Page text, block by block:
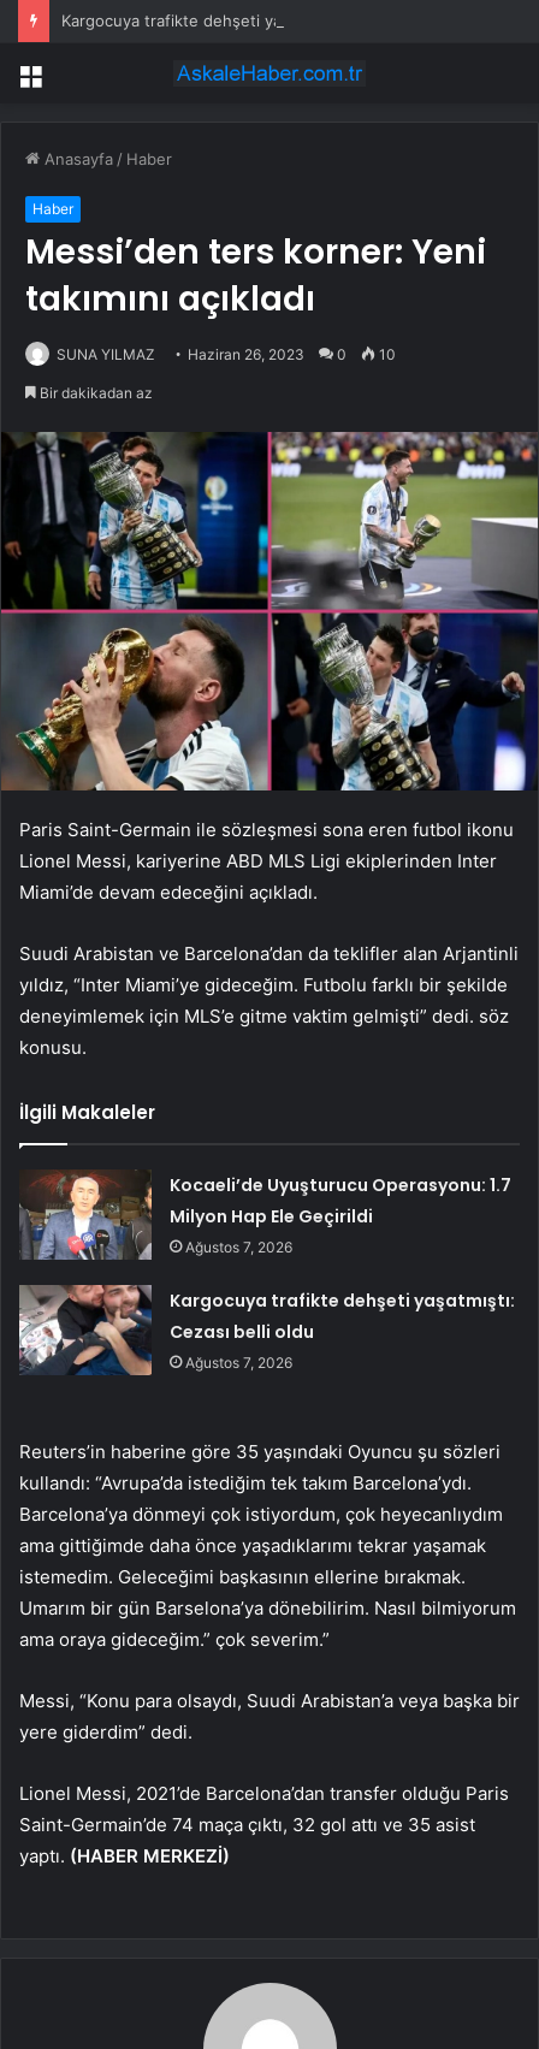
Kargocuya trafikte dehşeti yaşatmıştı: Cezası belli oldu
Menü
Anasayfa / Haber
Haber
Messi’den ters korner: Yeni
takımını açıkladı
SUNA YILMAZ Haziran 26, 2023 0 10
Bir dakikadan az
Paris Saint-Germain ile sözleşmesi sona eren futbol ikonu
Lionel Messi, kariyerine ABD MLS Ligi ekiplerinden Inter
Miami’de devam edeceğini açıkladı.
Suudi Arabistan ve Barcelona’dan da teklifler alan Arjantinli
yıldız, “Inter Miami’ye gideceğim. Futbolu farklı bir şekilde
deneyimlemek için MLS’e gitme vaktim gelmişti” dedi. söz
konusu.
İlgili Makaleler
Kocaeli’de Uyuşturucu Operasyonu: 1.7
Milyon Hap Ele Geçirildi
Ağustos 7, 2026
Kargocuya trafikte dehşeti yaşatmıştı:
Cezası belli oldu
Ağustos 7, 2026
Reuters’in haberine göre 35 yaşındaki Oyuncu şu sözleri
kullandı: “Avrupa’da istediğim tek takım Barcelona’ydı.
Barcelona’ya dönmeyi çok istiyordum, çok heyecanlıydım
ama gittiğimde daha önce yaşadıklarımı tekrar yaşamak
istemedim. Geleceğimi başkasının ellerine bırakmak.
Umarım bir gün Barselona’ya dönebilirim. Nasıl bilmiyorum
ama oraya gideceğim.” çok severim.”
Messi, “Konu para olsaydı, Suudi Arabistan’a veya başka bir
yere giderdim” dedi.
Lionel Messi, 2021’de Barcelona’dan transfer olduğu Paris
Saint-Germain’de 74 maça çıktı, 32 gol attı ve 35 asist
yaptı. (HABER MERKEZİ)